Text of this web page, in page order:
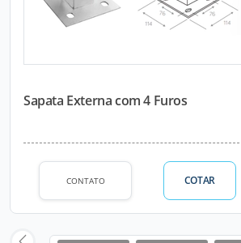
Sapata Externa com 4 Furos
CONTATO COTAR